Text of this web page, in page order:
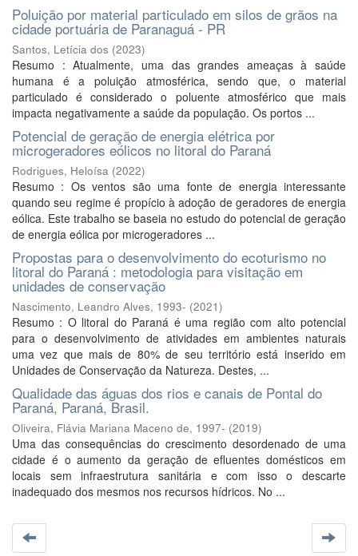
Poluição por material particulado em silos de grãos na
cidade portuária de Paranaguá - PR
Santos, Letícia dos (2023)
Resumo : Atualmente, uma das grandes ameaças à saúde
humana é a poluição atmosférica, sendo que, o material
particulado é considerado o poluente atmosférico que mais
impacta negativamente a saúde da população. Os portos ...
Potencial de geração de energia elétrica por
microgeradores eólicos no litoral do Paraná
Rodrigues, Heloísa (2022)
Resumo : Os ventos são uma fonte de energia interessante
quando seu regime é propício à adoção de geradores de energia
eólica. Este trabalho se baseia no estudo do potencial de geração
de energia eólica por microgeradores ...
Propostas para o desenvolvimento do ecoturismo no
litoral do Paraná : metodologia para visitação em
unidades de conservação
Nascimento, Leandro Alves, 1993- (2021)
Resumo : O litoral do Paraná é uma região com alto potencial
para o desenvolvimento de atividades em ambientes naturais
uma vez que mais de 80% de seu território está inserido em
Unidades de Conservação da Natureza. Destes, ...
Qualidade das águas dos rios e canais de Pontal do
Paraná, Paraná, Brasil.
Oliveira, Flávia Mariana Maceno de, 1997- (2019)
Uma das consequências do crescimento desordenado de uma
cidade é o aumento da geração de efluentes domésticos em
locais sem infraestrutura sanitária e com isso o descarte
inadequado dos mesmos nos recursos hídricos. No ...